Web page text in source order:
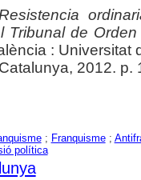
Tribunal de
:
2012. p.
; Franquisme;
política